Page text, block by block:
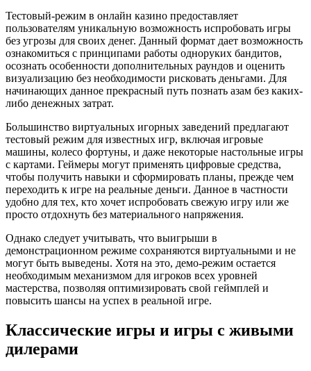
Тестовый-режим в онлайн казино предоставляет
пользователям уникальную возможность испробовать игры
без угрозы для своих денег. Данный формат дает возможность
ознакомиться с принципами работы одноруких бандитов,
осознать особенности дополнительных раундов и оценить
визуализацию без необходимости рисковать деньгами. Для
начинающих данное прекрасный путь познать азам без каких-
либо денежных затрат.
Большинство виртуальных игорных заведений предлагают
тестовый режим для известных игр, включая игровые
машины, колесо фортуны, и даже некоторые настольные игры
с картами. Геймеры могут применять цифровые средства,
чтобы получить навыки и сформировать планы, прежде чем
переходить к игре на реальные деньги. Данное в частности
удобно для тех, кто хочет испробовать свежую игру или же
просто отдохнуть без материального напряжения.
Однако следует учитывать, что выигрыши в
демонстрационном режиме сохраняются виртуальными и не
могут быть выведены. Хотя на это, демо-режим остается
необходимым механизмом для игроков всех уровней
мастерства, позволяя оптимизировать свой геймплей и
повысить шансы на успех в реальной игре.
Классические игры и игры с живыми
дилерами